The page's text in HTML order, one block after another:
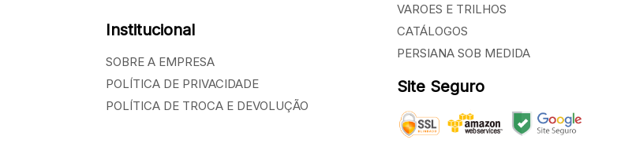
Institucional
SOBRE A EMPRESA
POLÍTICA DE PRIVACIDADE
POLÍTICA DE TROCA E DEVOLUÇÃO
VAROES E TRILHOS
CATÁLOGOS
PERSIANA SOB MEDIDA
Site Seguro